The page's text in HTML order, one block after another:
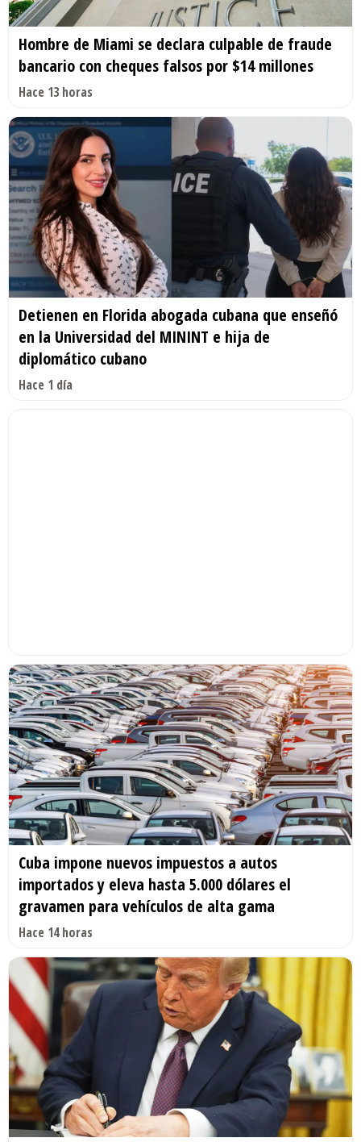
Hombre de Miami se declara culpable de fraude
bancario con cheques falsos por $14 millones
Hace 13 horas
Detienen en Florida abogada cubana que enseñó
en la Universidad del MININT e hija de
diplomático cubano
Hace 1 día
Cuba impone nuevos impuestos a autos
importados y eleva hasta 5.000 dólares el
gravamen para vehículos de alta gama
Hace 14 horas